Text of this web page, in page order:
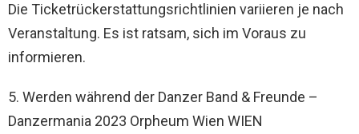
Die Ticketrückerstattungsrichtlinien variieren je nach
Veranstaltung. Es ist ratsam, sich im Voraus zu
informieren.
5. Werden während der Danzer Band & Freunde –
Danzermania 2023 Orpheum Wien WIEN